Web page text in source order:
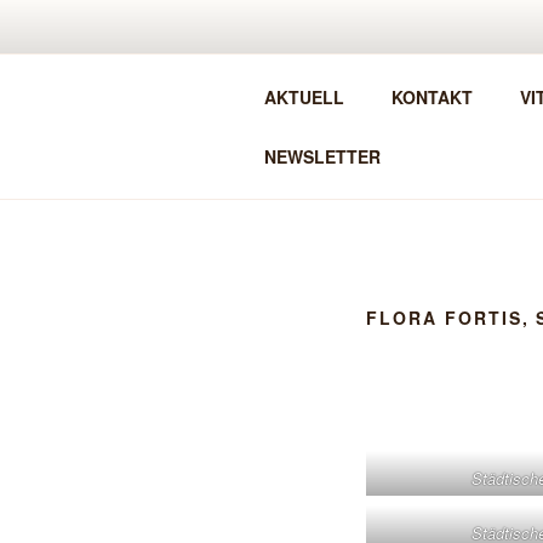
MANUELA
AKTUELL KONTAKT
NEWSLETTER
FLORA FORTIS,